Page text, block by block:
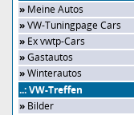
» Meine Autos
»VW-Tuningpage Cars
» Ex vwtp-Cars
»Gastautos
»Winterautos
..: VW-Treffen
» Bilder